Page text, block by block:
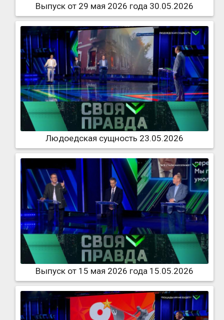
Выпуск от 29 мая 2026 года 30.05.2026
Людоедская сущность 23.05.2026
Выпуск от 15 мая 2026 года 15.05.2026